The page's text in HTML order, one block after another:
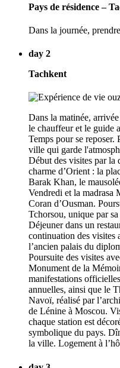
Pays de résidence –
Dans la journée,
day 2
Tachkent
Dans la matinée,
le chauffeur et le guide
Temps pour se reposer.
ville qui garde
Début des visites par la
charme d’Orient : la
Barak Khan, le
Vendredi et la madrasa
Coran d’Ousman.
Tchorsou, unique par
Déjeuner dans un
continuation des visites
l’ancien palais du
Poursuite des visites
Monument de la
manifestations
annuelles, ainsi que le
Navoï, réalisé par
de Lénine à Moscou.
chaque station est
symbolique du pays.
la ville. Logement à